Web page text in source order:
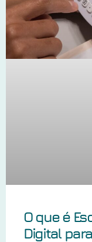
O que é
Digital